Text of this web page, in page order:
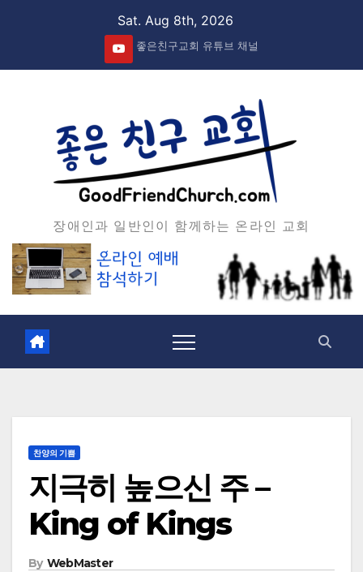
Sat. Aug 8th, 2026
좋은친구교회 유튜브 채널
장애인과 일반인이 함께하는 온라인 교회
찬양의 기쁨
지극히 높으신 주 –
King of Kings
By WebMaster